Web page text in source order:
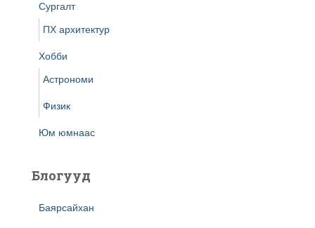
Сургалт
ПХ архитектур
Хобби
Астрономи
Физик
Юм юмнаас
Блогууд
Баярсайхан